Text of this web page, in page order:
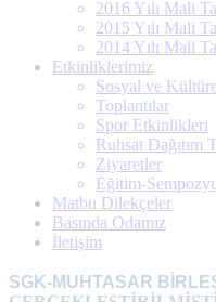
2016 Yılı Mali
2015 Yılı Mali
2014 Yılı Mali
Etkinliklerimiz
Sosyal ve
Toplantılar
Spor Etkinlikleri
Ruhsat Dağıtım
Ziyaretler
Eğitim-
Matbu Dilekçeler
Basında Odamız
İletişim
SGK-MUHTASAR